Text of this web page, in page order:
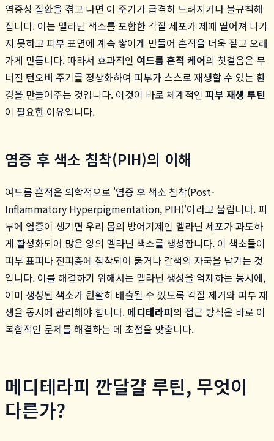
염증성 질환을 겪고 나면 이 주기가 급격히 느려지거나 불규칙해
집니다. 이는 멜라닌 색소를 포함한 각질 세포가 제때 떨어져 나가
지 못하고 피부 표면에 계속 쌓이게 만들어 흔적을 더욱 짙고 오래
가게 만듭니다. 따라서 효과적인 여드름 흔적 케어의 첫걸음은 무
너진 턴오버 주기를 정상화하여 피부가 스스로 재생할 수 있는 환
경을 만들어주는 것입니다. 이것이 바로 체계적인 피부 재생 루틴
이 필요한 이유입니다.
염증 후 색소 침착(PIH)의 이해
여드름 흔적은 의학적으로 '염증 후 색소 침착(Post-
Inflammatory Hyperpigmentation, PIH)'이라고 불립니다. 피
부에 염증이 생기면 우리 몸의 방어기제인 멜라닌 세포가 과도하
게 활성화되어 많은 양의 멜라닌 색소를 생성합니다. 이 색소들이
피부 표피나 진피층에 침착되어 붉거나 갈색의 자국을 남기는 것
입니다. 이를 해결하기 위해서는 멜라닌 생성을 억제하는 동시에,
이미 생성된 색소가 원활히 배출될 수 있도록 각질 제거와 피부 재
생을 동시에 관리해야 합니다. 메디테라피의 접근 방식은 바로 이
복합적인 문제를 해결하는 데 초점을 맞춥니다.
메디테라피 깐달걀 루틴, 무엇이
다른가?